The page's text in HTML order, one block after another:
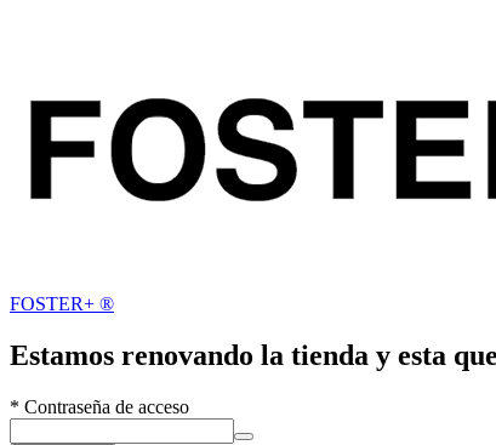
FOSTER+ ®
Estamos renovando la tienda y esta
* Contraseña de acceso